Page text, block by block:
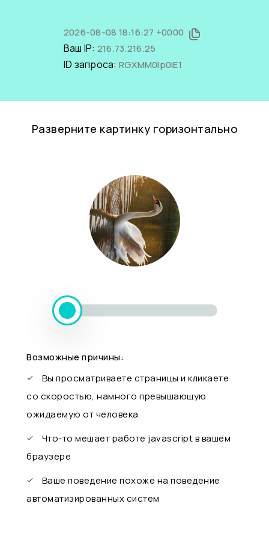
2026-08-08 18:16:27 +0000
Ваш IP: 216.73.216.25
ID запроса: RGXMM0lp0iE1
Разверните картинку горизонтально
Возможные причины:
Вы просматриваете страницы и кликаете
со скоростью, намного превышающую
ожидаемую от человека
Что-то мешает работе javascript в вашем
браузере
Ваше поведение похоже на поведение
автоматизированных систем